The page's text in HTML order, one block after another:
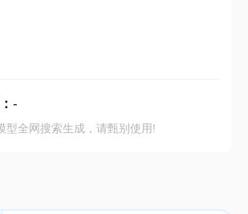
-
型全网搜索生成，请甄别使用!